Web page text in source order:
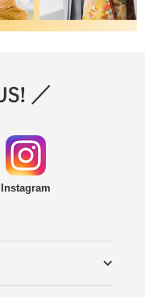
Instagram